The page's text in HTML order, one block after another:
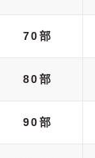
70部
80部
90部